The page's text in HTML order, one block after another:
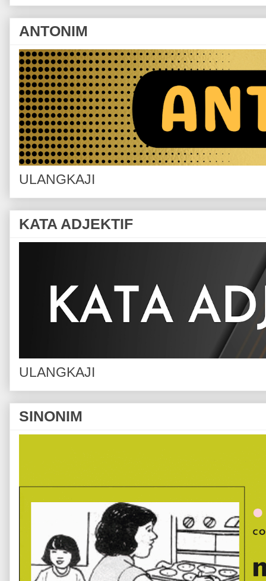
ANTONIM
ULANGKAJI
KATA ADJEKTIF
ULANGKAJI
SINONIM